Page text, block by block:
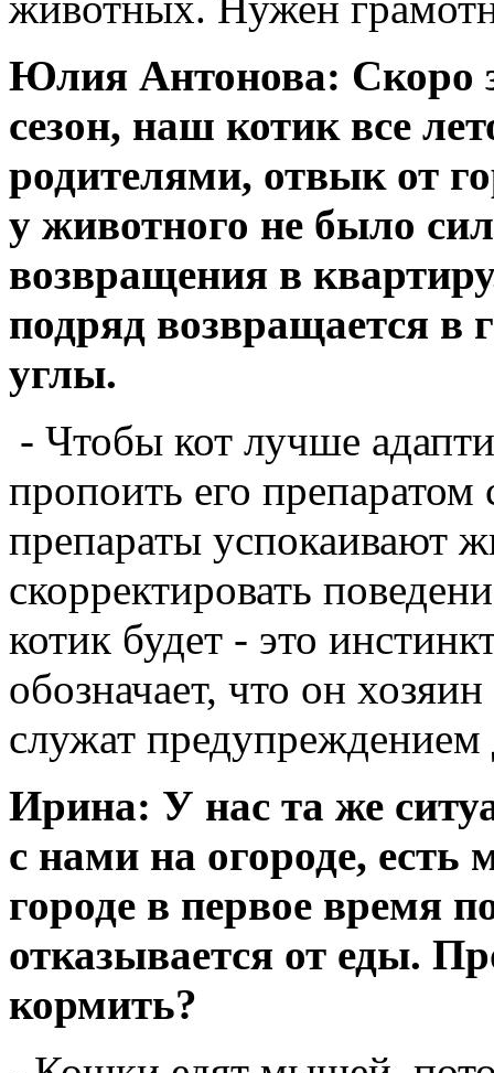
Юлия Антонова: Скоро
сезон, наш котик все
родителями, отвык от
у животного не было
возвращения в
подряд возвращается в
углы.
- Чтобы кот лучше
пропоить его
препараты успокаивают
скорректировать
котик будет - это
обозначает, что он
служат
Ирина: У нас та же
с нами на огороде,
городе в первое время
отказывается от еды.
кормить?